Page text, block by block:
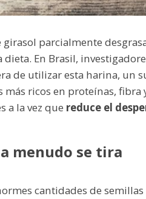
girasol parcialmente
En Brasil,
de utilizar esta harina, un
más ricos en proteínas,
a la vez que reduce el
menudo se tira
cantidades de